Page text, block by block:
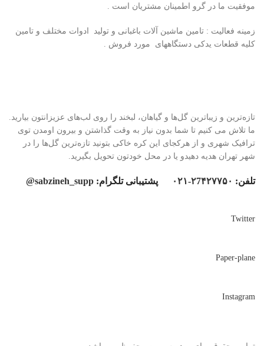
موفقیت ما در گرو اطمینان مشتریان است .
زمینه فعالیت : تامین ماشین آلات باغبانی و تولید ادوات مختلف و تامین
کلیه قطعات یدکی دستگاههای مورد فروش .
تازه‌ترین و زیباترین گل‌ها و گیاهان، لبخند را روی لب‌های عزیزانتون بیارید.
ما تلاش می کنیم تا شما بدون نیاز به وقت گذاشتن و بیرون اومدن توی
ترافیک شهری و از هرکجای این کره خاکی بتونید تازه‌ترین گل‌ها را در
شهر تهران هدیه دهیدو یا در محل خودتون تحویل بگیرید.
تلفن: ۲7۴۲۷۷۵۰-۰۲۱ پشتیبانی تلگرام: sabzineh_supp@
Twitter
Paper-plane
Instagram